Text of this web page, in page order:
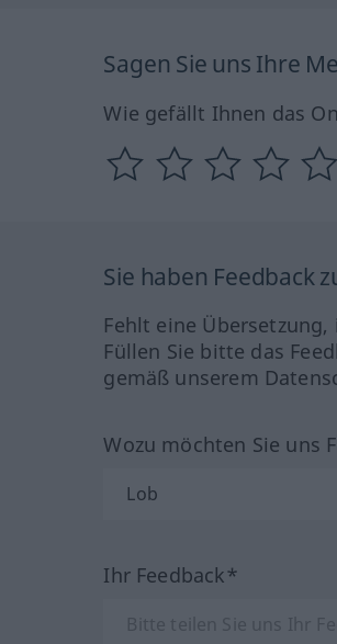
Sagen Sie uns Ihre
Wie gefällt Ihnen das
Sie haben Feedback
Fehlt eine
Füllen Sie bitte das
gemäß unserem
Wozu möchten Sie uns
Ihr Feedback*